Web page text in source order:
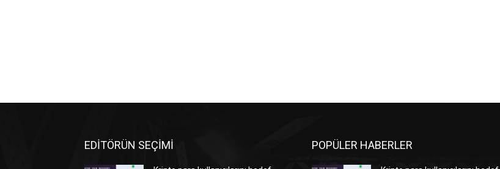
EDİTÖRÜN SEÇİMİ POPÜLER HABERLER